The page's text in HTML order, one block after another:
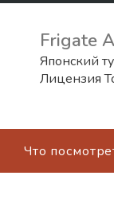
Frigate
Японский
Лицензия
Что